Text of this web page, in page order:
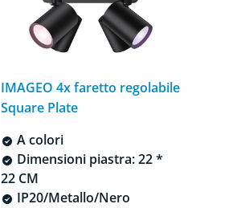
IMAGEO 4x faretto regolabile
Square Plate
A colori
Dimensioni piastra: 22 *
22 CM
IP20/Metallo/Nero